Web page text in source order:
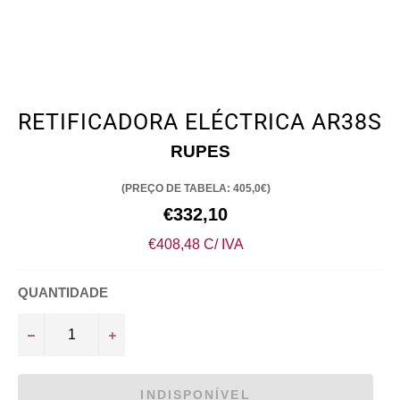
RETIFICADORA ELÉCTRICA AR38S
RUPES
(PREÇO DE TABELA: 405,0€)
Preço
normal
€332,10
€408,48 C/ IVA
QUANTIDADE
− +
INDISPONÍVEL